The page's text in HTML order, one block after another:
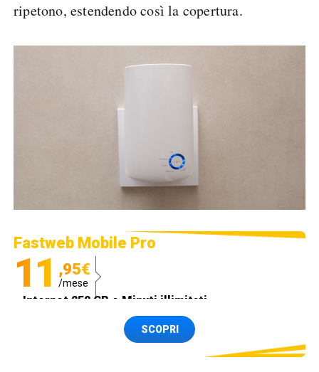
ripetono, estendendo così la copertura.
Fastweb Mobile Pro
11 ,95€
/mese
Internet 250 GB e Minuti illimitati
Spedizione SIM GRATISSCOPRI